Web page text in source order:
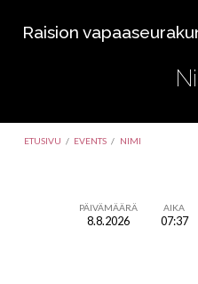
Raision
ETUSIVU / EVENTS / NIMI
PÄIVÄMÄÄRÄ
8.8.2026
AIKA
07:37